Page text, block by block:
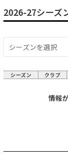
2026-27シーズ
シーズン クラブ
情報